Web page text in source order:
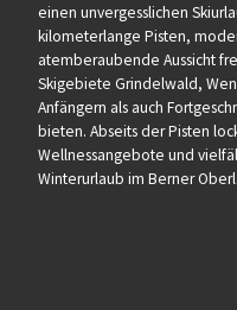
einen unvergesslichen
kilometerlange Pisten,
atemberaubende Aussicht
Skigebiete Grindelwald,
Anfängern als auch
bieten. Abseits der Pisten
Wellnessangebote und
Winterurlaub im Berner